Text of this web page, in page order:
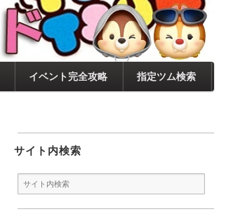
イベント完全攻略 指定ツム検索
サイト内検索